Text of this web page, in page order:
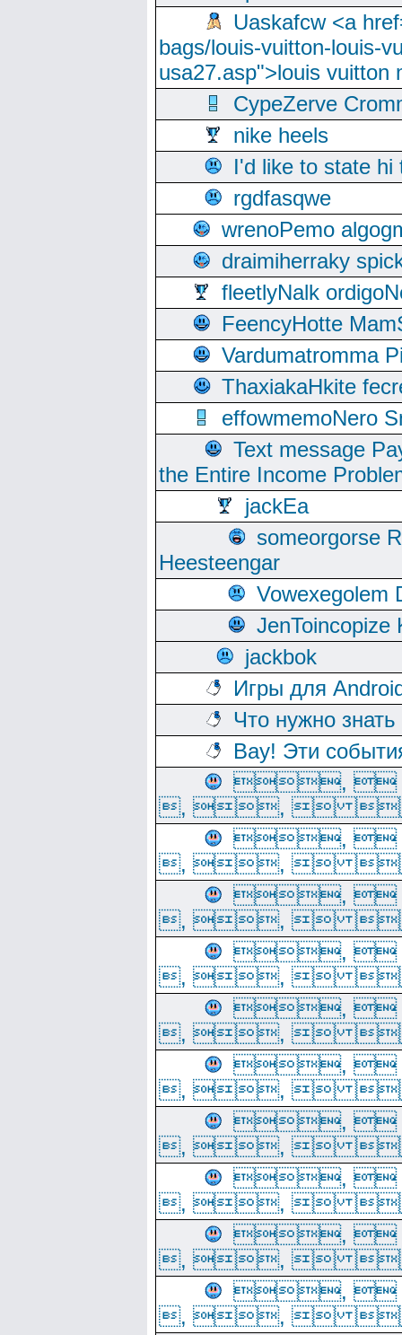
Uaskafcw <a
bags/louis-vuitton-louis-
usa27.asp">louis vuitton
CypeZerve
nike heels
I'd like to state hi
rgdfasqwe
wrenoPemo
draimiherraky
fleetlyNalk
FeencyHotte
Vardumatromma
ThaxiakaHkite
effowmemoNero
Text message
the Entire Income
jackEa
someorgorse
Heesteengar
Vowexegolem
JenToincopize
jackbok
Игры для
Что нужно
Вау! Эти
,
, , 
,
, , 
,
, , 
,
, , 
,
, , 
,
, , 
,
, , 
,
, , 
,
, , 
,
, , 